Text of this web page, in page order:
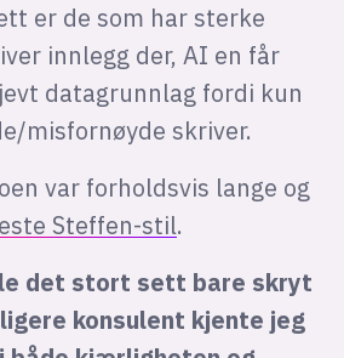
er de som har sterke
innlegg der, AI en får
datagrunnlag fordi kun
misfornøyde skriver.
var forholdsvis lange og
Steffen-stil.
det stort sett bare skryt
konsulent kjente jeg